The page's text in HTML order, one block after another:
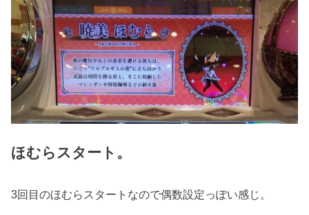
ほむらスタート。
3回目のほむらスタートなので偶数設定っぽい感じ。